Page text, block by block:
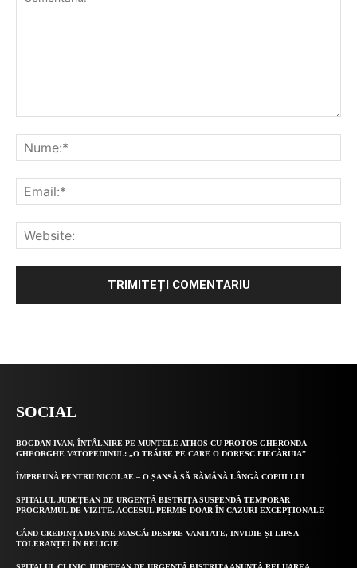
SOCIAL
BOGDAN IVAN, ÎNTÂLNIRE PE MUNTELE ATHOS CU PROTOS GHERONDA
GHEORGHE VATOPEDINUL: „O TRĂIRE PE CARE O DORESC FIECĂRUIA”
ÎMPREUNĂ PENTRU NICOLAE – O ȘANSĂ SĂ RĂMÂNĂ LÂNGĂ COPIII LUI
SPITALUL JUDEȚEAN DE URGENȚĂ BISTRIȚA SUSPENDĂ TEMPORAR
PROGRAMUL DE VIZITE. ACCESUL PERMIS DOAR ÎN CAZURI EXCEPȚIONALE
CÂND CREDINȚA DEVINE MASCĂ: DESPRE VANITATE, INVIDIE ȘI LIPSA
TOLERANȚEI ÎN RELIGIE